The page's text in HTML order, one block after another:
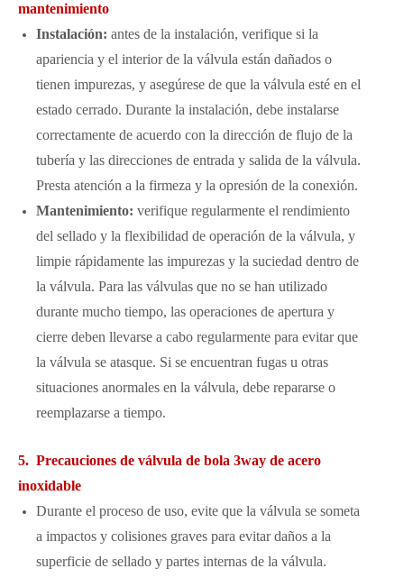
mantenimiento
Instalación: antes de la instalación, verifique si la
apariencia y el interior de la válvula están dañados o
tienen impurezas, y asegúrese de que la válvula esté en el
estado cerrado. Durante la instalación, debe instalarse
correctamente de acuerdo con la dirección de flujo de la
tubería y las direcciones de entrada y salida de la válvula.
Presta atención a la firmeza y la opresión de la conexión.
Mantenimiento: verifique regularmente el rendimiento
del sellado y la flexibilidad de operación de la válvula, y
limpie rápidamente las impurezas y la suciedad dentro de
la válvula. Para las válvulas que no se han utilizado
durante mucho tiempo, las operaciones de apertura y
cierre deben llevarse a cabo regularmente para evitar que
la válvula se atasque. Si se encuentran fugas u otras
situaciones anormales en la válvula, debe repararse o
reemplazarse a tiempo.
5. Precauciones de válvula de bola 3way de acero
inoxidable
Durante el proceso de uso, evite que la válvula se someta
a impactos y colisiones graves para evitar daños a la
superficie de sellado y partes internas de la válvula.